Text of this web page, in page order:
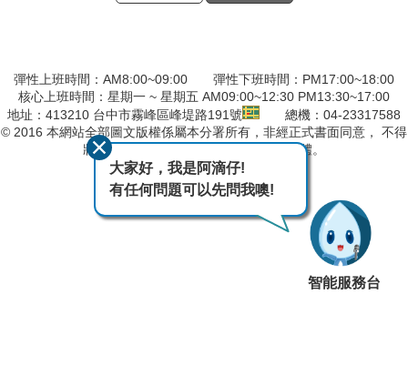
彈性上班時間：AM8:00~09:00 彈性下班時間：PM17:00~18:00
核心上班時間：星期一 ~ 星期五 AM09:00~12:30 PM13:30~17:00
地址：413210 台中市霧峰區峰堤路191號
總機：04-23317588
© 2016 本網站全部圖文版權係屬本分署所有，非經正式書面同意， 不得
將全部或部分內容，轉載於任何形式媒體。
最後異動日期 115-08-04
大家好，我是阿滴仔!
有任何問題可以先問我噢!
智能服務台